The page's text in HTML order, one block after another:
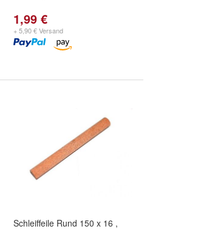
1,99 €
+ 5,90 € Versand
Schleiffeile Rund 150 x 16 ,